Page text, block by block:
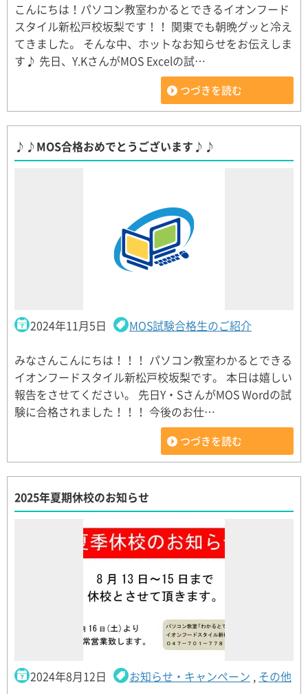
こんにちは！パソコン教室わかるとできるイオンフード
スタイル新松戸校坂梨です！！ 関東でも朝晩グッと冷え
てきました。 そんな中、ホットなお知らせをお伝えしま
す♪ 先日、Y.KさんがMOS Excelの試…
つづきを読む
♪♪MOS合格おめでとうございます♪♪
2024年11月5日 MOS試験合格生のご紹介
みなさんこんにちは！！！ パソコン教室わかるとできる
イオンフードスタイル新松戸校坂梨です。 本日は嬉しい
報告をさせてください。 先日Y・SさんがMOS Wordの試
験に合格されました！！！ 今後のお仕…
つづきを読む
2025年夏期休校のお知らせ
2024年8月12日 お知らせ・キャンペーン , その他